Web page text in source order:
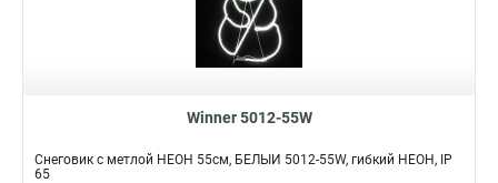
Winner 5012-55W
Снеговик с метлой НЕОН 55см, БЕЛЫЙ 5012-55W, гибкий НЕОН, IP
65